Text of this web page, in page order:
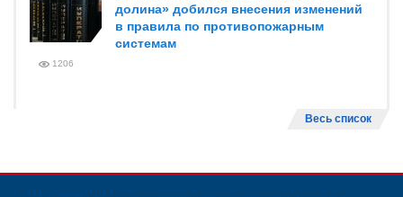
долина» добился внесения изменений
в правила по противопожарным
системам
1206
Весь список